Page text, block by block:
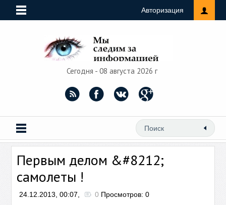
Авторизация
Сегодня - 08 августа 2026 г
Первым делом &#8212;
самолеты !
24.12.2013, 00:07, 0 Просмотров: 0